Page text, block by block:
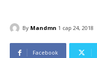
By Mandmn 1 сар 24, 2018
Facebook